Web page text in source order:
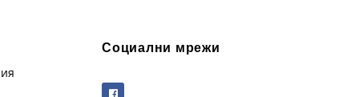
Социални мрежи